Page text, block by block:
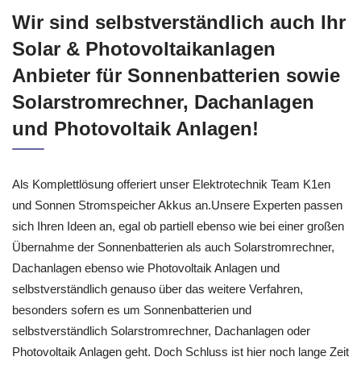
Wir sind selbstverständlich auch Ihr
Solar & Photovoltaikanlagen
Anbieter für Sonnenbatterien sowie
Solarstromrechner, Dachanlagen
und Photovoltaik Anlagen!
Als Komplettlösung offeriert unser Elektrotechnik Team K1en
und Sonnen Stromspeicher Akkus an.Unsere Experten passen
sich Ihren Ideen an, egal ob partiell ebenso wie bei einer großen
Übernahme der Sonnenbatterien als auch Solarstromrechner,
Dachanlagen ebenso wie Photovoltaik Anlagen und
selbstverständlich genauso über das weitere Verfahren,
besonders sofern es um Sonnenbatterien und
selbstverständlich Solarstromrechner, Dachanlagen oder
Photovoltaik Anlagen geht. Doch Schluss ist hier noch lange Zeit